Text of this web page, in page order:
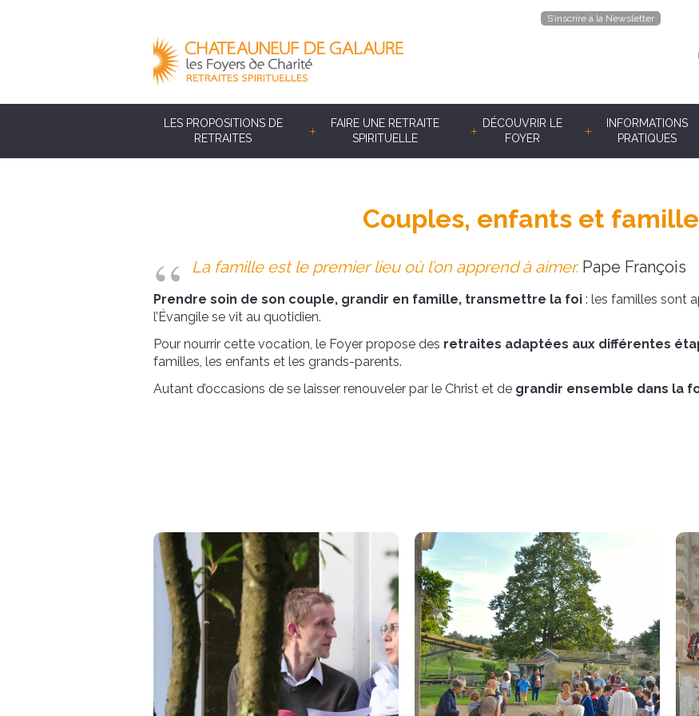
S’inscrire à la Newsletter
LES PROPOSITIONS DE
RETRAITES
FAIRE UNE RETRAITE
SPIRITUELLE
DÉCOUVRIR LE
FOYER
INFORMATIONS
PRATIQUES
Couples, enfants et
La famille est le premier lieu où l’on apprend à aimer. Pape François
Prendre soin de son couple, grandir en famille, transmettre la foi : les familles sont
l’Évangile se vit au quotidien.
Pour nourrir cette vocation, le Foyer propose des retraites adaptées aux différentes
familles, les enfants et les grands-parents.
Autant d’occasions de se laisser renouveler par le Christ et de grandir ensemble dans la